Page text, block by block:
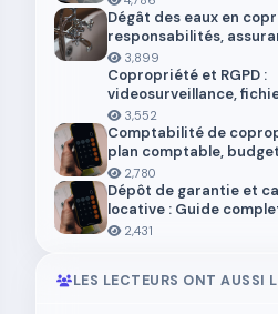
Dégât des eaux en
responsabilités,
démarches
3,899
Copropriété et RGPD :
videosurveillance,
donnees personnelles
3,552
Comptabilité de
plan comptable,
trésorerie 2026
2,780
Dépôt de garantie et
locative : Guide
pour locataires et
2,431
LES LECTEURS ONT AUSSI